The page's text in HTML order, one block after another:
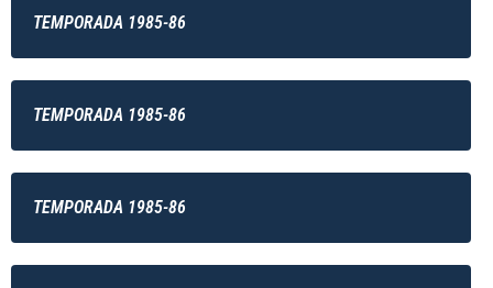
TEMPORADA 1985-86
TEMPORADA 1985-86
TEMPORADA 1985-86